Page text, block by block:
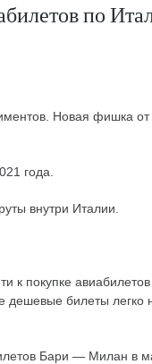
по
Новая фишка от
года.
внутри Италии.
к покупке
дешевые билеты легко
Бари — Милан в